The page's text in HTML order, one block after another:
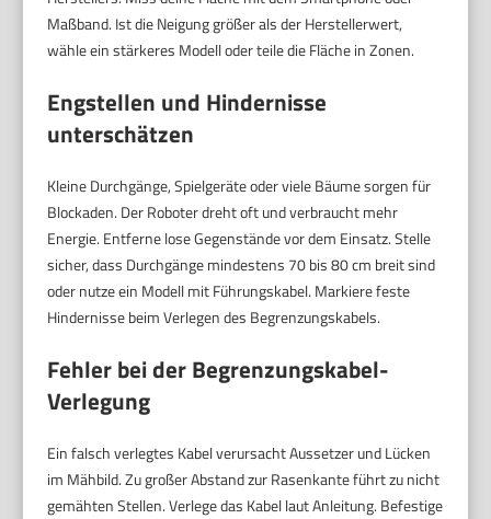
Maßband. Ist die Neigung größer als der Herstellerwert,
wähle ein stärkeres Modell oder teile die Fläche in Zonen.
Engstellen und Hindernisse
unterschätzen
Kleine Durchgänge, Spielgeräte oder viele Bäume sorgen für
Blockaden. Der Roboter dreht oft und verbraucht mehr
Energie. Entferne lose Gegenstände vor dem Einsatz. Stelle
sicher, dass Durchgänge mindestens 70 bis 80 cm breit sind
oder nutze ein Modell mit Führungskabel. Markiere feste
Hindernisse beim Verlegen des Begrenzungskabels.
Fehler bei der Begrenzungskabel-
Verlegung
Ein falsch verlegtes Kabel verursacht Aussetzer und Lücken
im Mähbild. Zu großer Abstand zur Rasenkante führt zu nicht
gemähten Stellen. Verlege das Kabel laut Anleitung. Befestige